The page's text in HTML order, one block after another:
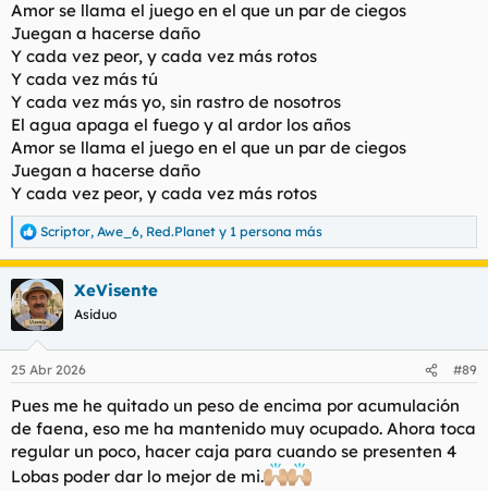
Amor se llama el juego en el que un par de ciegos
Juegan a hacerse daño
Y cada vez peor, y cada vez más rotos
Y cada vez más tú
Y cada vez más yo, sin rastro de nosotros
El agua apaga el fuego y al ardor los años
Amor se llama el juego en el que un par de ciegos
Juegan a hacerse daño
Y cada vez peor, y cada vez más rotos
R
e
a
c
c
i
e
:
Scriptor, Awe_6, Red.Planet y 1 persona más
XeVisente
Asiduo
25 Abr 2026 #89
Pues me he quitado un peso de encima por acumulación
de faena, eso me ha mantenido muy ocupado. Ahora toca
regular un poco, hacer caja para cuando se presenten 4
Lobas poder dar lo mejor de mi.